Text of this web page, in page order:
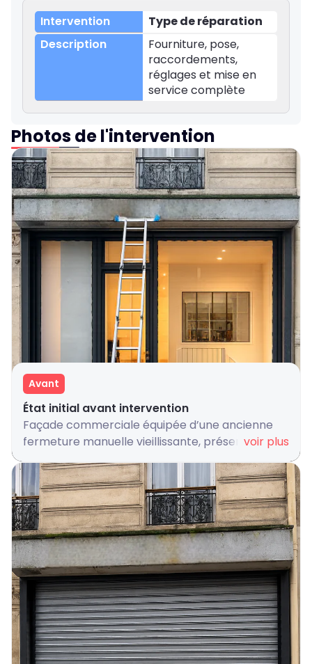
Type de réparation
Fourniture, pose,
raccordements,
réglages et mise en
service complète
Photos de l'intervention
Avant
État initial avant intervention
Façade commerciale équipée d’une ancienne
fermeture manuelle vieillissante, présentant une
une perte d’efficacité dans les manœuvres
quotidiennes. Le système existant ne répondait
plus aux standards de sécurité et d’exploitation
d’un local professionnel situé en zone urbaine
voir plus